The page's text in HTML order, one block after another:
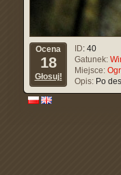
Ocena
18
Głosuj!
ID: 40
Gatunek:
Miejsce:
Opis: Po